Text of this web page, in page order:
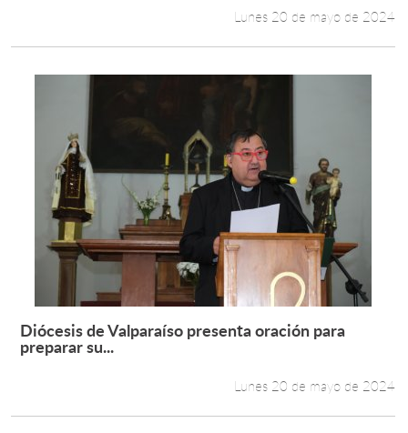
Lunes 20 de mayo de 2024
Leer más +
Diócesis de Valparaíso presenta oración para
preparar su...
Lunes 20 de mayo de 2024